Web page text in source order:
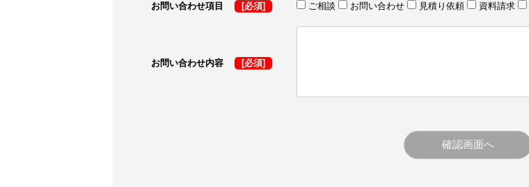
お問い合わせ項目 [必須] ご相談 お問い合わせ 見積り依頼 資料請求
お問い合わせ内容 [必須]